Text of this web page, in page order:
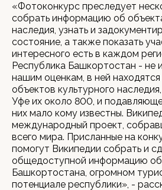
«Фотоконкурс преследует
собрать информацию об
наследия, узнать и
состояние, а также показать
интересного есть в каждом
Республика Башкортостан - не
нашим оценкам, в ней
объектов культурного
Уфе их около 800, и
них мало кому известны.
международный проект,
всего мира. Присланные на
помогут Википедии собрать и
общедоступной информацию
Башкортостана, огромном
потенциале республики», -